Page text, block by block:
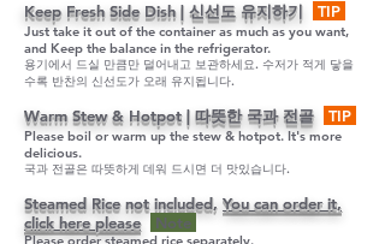
Keep Fresh Side Dish | 신선도 유지하기 TIP
Just take it out of the container as much as you want,
and Keep the balance in the refrigerator.
용기에서 드실 만큼만 덜어내고 보관하세요. 수저가 적게 닿을
수록 반찬의 신선도가 오래 유지됩니다.
Warm Stew & Hotpot | 따뜻한 국과 전골 TIP
Please boil or warm up the stew & hotpot. It's more
delicious.
국과 전골은 따뜻하게 데워 드시면 더 맛있습니다.
Steamed Rice not included, You can order it,
click here please
Note
Please order steamed rice separately.